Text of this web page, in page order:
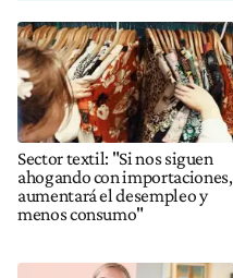
Sector textil: "Si nos siguen
ahogando con importaciones,
aumentará el desempleo y
menos consumo"